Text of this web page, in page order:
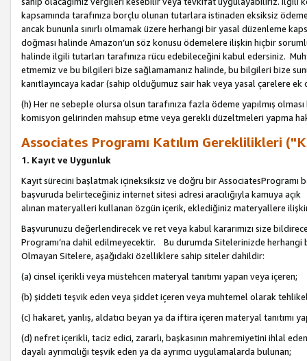
kapsamında tarafınıza borçlu olunan tutarlara istinaden eksiksiz
ancak bununla sınırlı olmamak üzere herhangi bir yasal düzenleme
doğması halinde Amazon’un söz konusu ödemelere ilişkin hiçbir
halinde ilgili tutarları tarafınıza rücu edebileceğini kabul edersiniz.
etmemiz ve bu bilgileri bize sağlamamanız halinde, bu bilgileri bize
kanıtlayıncaya kadar (sahip olduğumuz sair hak veya yasal çarelere
(h) Her ne sebeple olursa olsun tarafınıza fazla ödeme yapılmış
komisyon gelirinden mahsup etme veya gerekli düzeltmeleri yapma
Associates Programı Katılım Gereklilikleri
1. Kayıt ve Uygunluk
Kayıt sürecini başlatmak içineksiksiz ve doğru bir AssociatesProgramı
başvuruda belirteceğiniz internet sitesi adresi aracılığıyla kamuya
alınan materyalleri kullanan özgün içerik, eklediğiniz materyallere
Başvurunuzu değerlendirecek ve ret veya kabul kararımızı size
Programı’na dahil edilmeyecektir. Bu durumda Sitelerinizde herhangi
Olmayan Sitelere, aşağıdaki özelliklere sahip siteler dahildir:
(a) cinsel içerikli veya müstehcen materyal tanıtımı yapan veya içeren;
(b) şiddeti teşvik eden veya şiddet içeren veya muhtemel olarak
(c) hakaret, yanlış, aldatıcı beyan ya da iftira içeren materyal tanıtımı
(d) nefret içerikli, taciz edici, zararlı, başkasının mahremiyetini ihlal
dayalı ayrımcılığı teşvik eden ya da ayrımcı uygulamalarda bulunan;